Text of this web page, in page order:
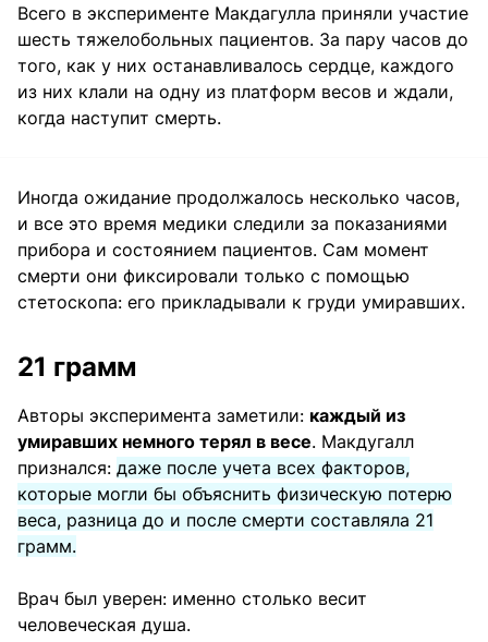
Всего в эксперименте Макдагулла приняли участие
шесть тяжелобольных пациентов. За пару часов до
того, как у них останавливалось сердце, каждого
из них клали на одну из платформ весов и ждали,
когда наступит смерть.
Иногда ожидание продолжалось несколько часов,
и все это время медики следили за показаниями
прибора и состоянием пациентов. Сам момент
смерти они фиксировали только с помощью
стетоскопа: его прикладывали к груди умиравших.
21 грамм
Авторы эксперимента заметили: каждый из
умиравших немного терял в весе. Макдугалл
признался: даже после учета всех факторов,
которые могли бы объяснить физическую потерю
веса, разница до и после смерти составляла 21
грамм.
Врач был уверен: именно столько весит
человеческая душа.